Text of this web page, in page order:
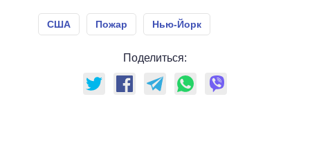
США Пожар Нью-Йорк
Поделиться: